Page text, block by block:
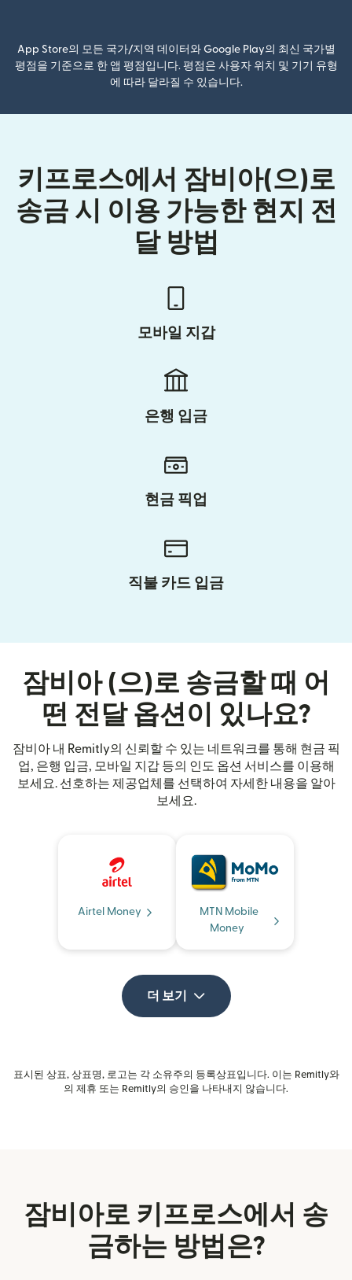
App Store의 모든 국가/지역 데이터와 Google Play의 최신 국가별
평점을 기준으로 한 앱 평점입니다. 평점은 사용자 위치 및 기기 유형
에 따라 달라질 수 있습니다.
키프로스에서 잠비아(으)로
송금 시 이용 가능한 현지 전
달 방법
모바일 지갑
은행 입금
현금 픽업
직불 카드 입금
잠비아 (으)로 송금할 때 어
떤 전달 옵션이 있나요?
잠비아 내 Remitly의 신뢰할 수 있는 네트워크를 통해 현금 픽
업, 은행 입금, 모바일 지갑 등의 인도 옵션 서비스를 이용해
보세요. 선호하는 제공업체를 선택하여 자세한 내용을 알아
보세요.
Airtel Money
MTN Mobile
Money
더 보기
표시된 상표, 상표명, 로고는 각 소유주의 등록상표입니다. 이는 Remitly와
의 제휴 또는 Remitly의 승인을 나타내지 않습니다.
잠비아로 키프로스에서 송
금하는 방법은?